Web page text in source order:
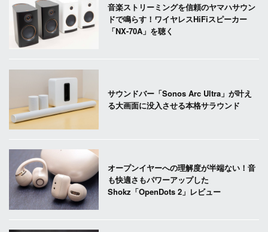
音楽ストリーミングを信頼のヤマハサウン
ドで鳴らす！ワイヤレスHiFiスピーカー
「NX-70A」を聴く
サウンドバー「Sonos Arc Ultra」が叶え
る大画面に没入させる本格サラウンド
オープンイヤーへの理解度が半端ない！音
も快適さもパワーアップした
Shokz「OpenDots 2」レビュー